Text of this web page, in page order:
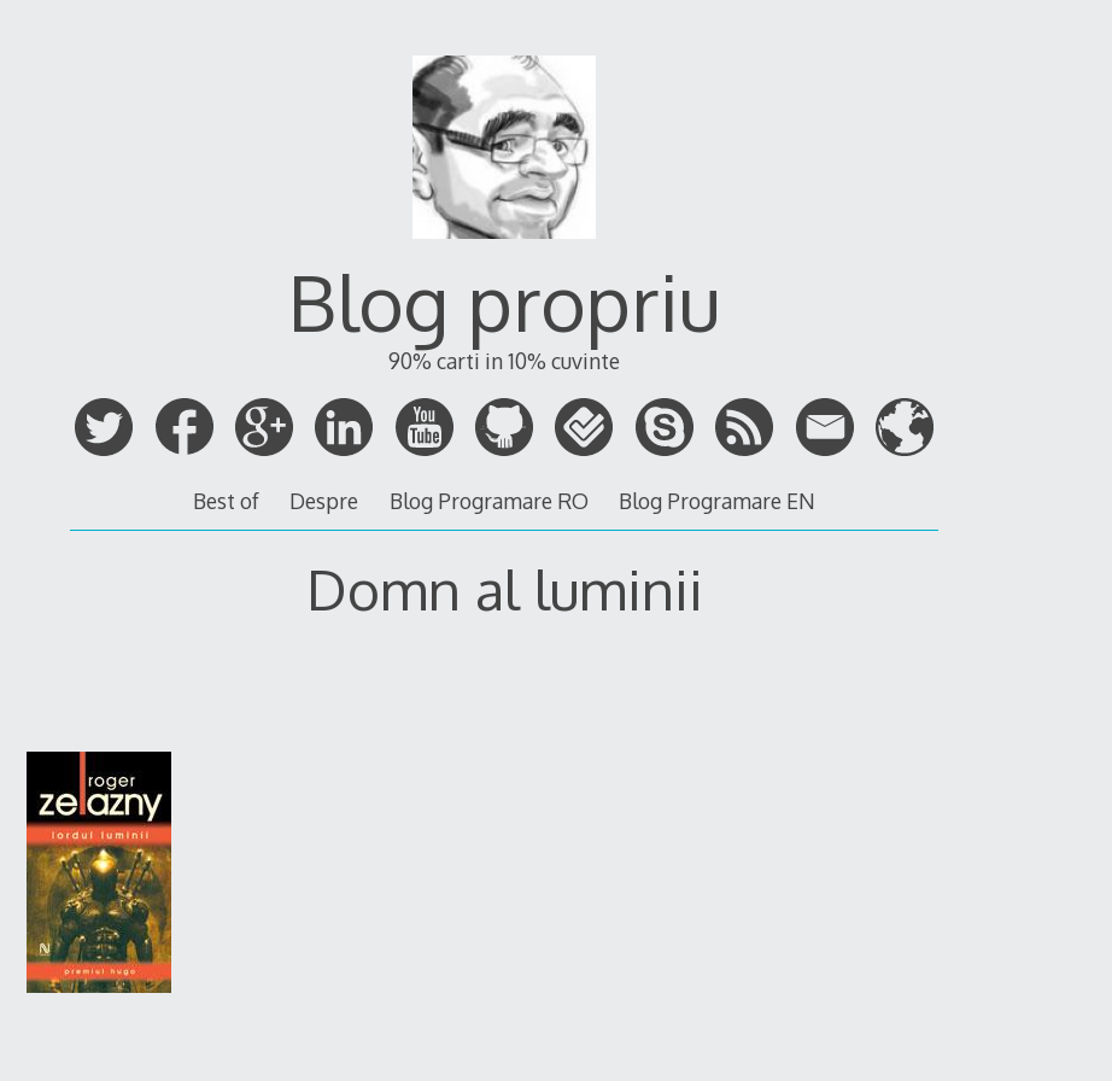
Blog propriu
90% carti in 10% cuvinte
Best of Despre Blog Programare RO Blog Programare EN
Domn al luminii